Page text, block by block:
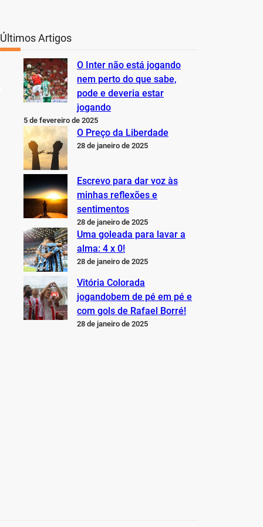
Últimos Artigos
O Inter não está jogando
nem perto do que sabe,
pode e deveria estar
jogando
5 de fevereiro de 2025
O Preço da Liberdade
28 de janeiro de 2025
Escrevo para dar voz às
minhas reflexões e
sentimentos
28 de janeiro de 2025
Uma goleada para lavar a
alma: 4 x 0!
28 de janeiro de 2025
Vitória Colorada
jogandobem de pé em pé e
com gols de Rafael Borré!
28 de janeiro de 2025